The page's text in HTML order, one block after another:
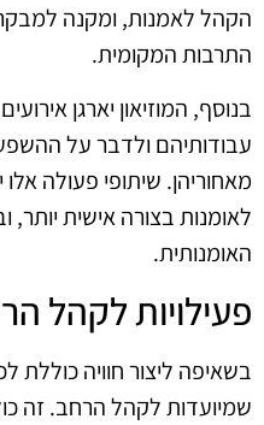
הקהל לאמנות, ומקנה
התרבות המקומית.
בנוסף, המוזיאון יארגן
עבודותיהם ולדבר על
מאחוריהן. שיתופי פעולה
לאומנות בצורה אישית
האומנותית.
פעילויות לקהל
בשאיפה ליצור חוויה כוללת
שמיועדות לקהל הרחב. זה